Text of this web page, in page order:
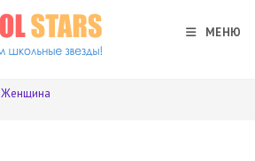
МЕНЮ
Женщина